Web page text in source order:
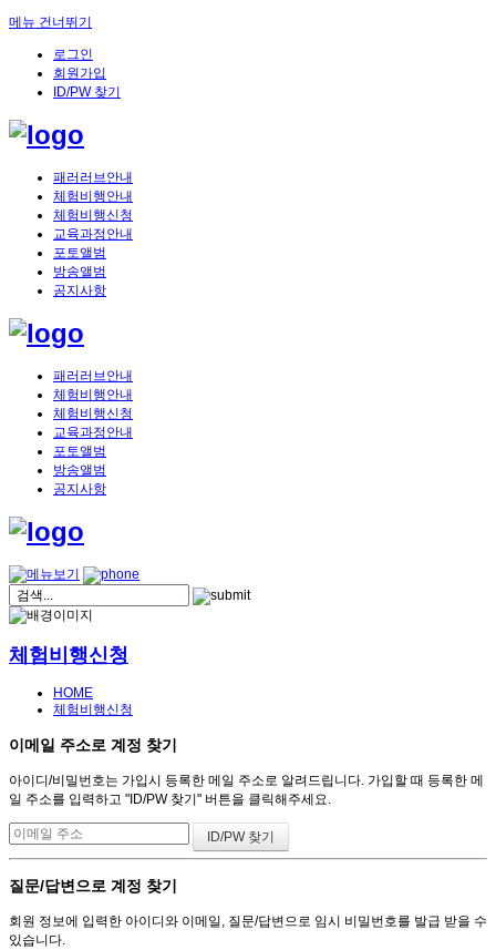
메뉴 건너뛰기
로그인
회원가입
ID/PW 찾기
패러러브안내
체험비행안내
체험비행신청
교육과정안내
포토앨범
방송앨범
공지사항
패러러브안내
체험비행안내
체험비행신청
교육과정안내
포토앨범
방송앨범
공지사항
체험비행신청
HOME
체험비행신청
이메일 주소로 계정 찾기
아이디/비밀번호는 가입시 등록한 메일 주소로 알려드립니다. 가입할 때 등록한 메
일 주소를 입력하고 "ID/PW 찾기" 버튼을 클릭해주세요.
질문/답변으로 계정 찾기
회원 정보에 입력한 아이디와 이메일, 질문/답변으로 임시 비밀번호를 발급 받을 수
있습니다.